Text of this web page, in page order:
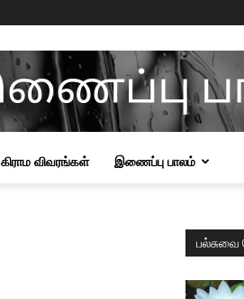
கிராம விவரங்கள் இணைப்பு பாலம்